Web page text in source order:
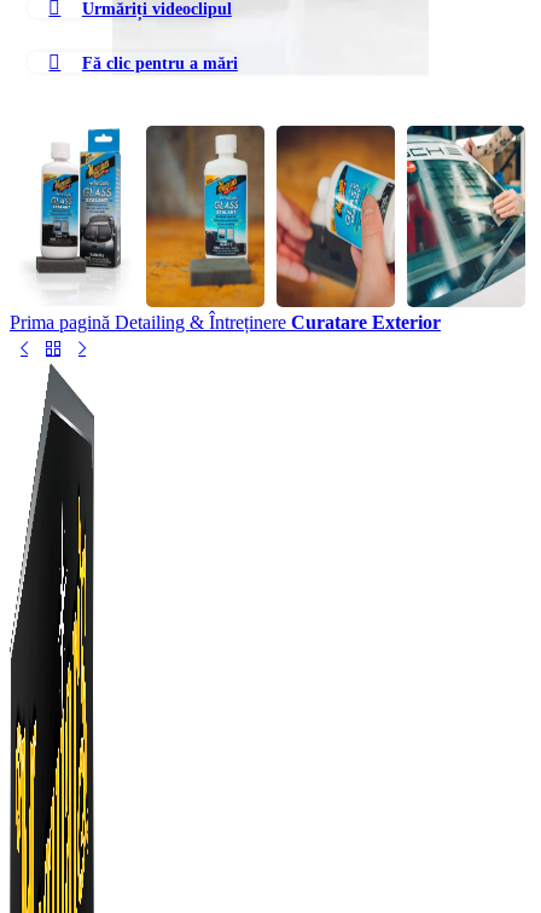
Urmăriți videoclipul
Fă clic pentru a mări
Prima pagină Detailing & Întreținere Curatare Exterior